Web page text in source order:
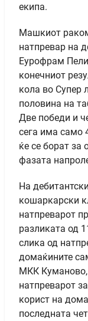
екипа.
Машкиот
натпревар на
Еурофрам
конечниот
кола во Супер
половина на
Две победи и
сега има само
ќе се борат за
фазата
На
кошаркарски
натпреварот
разликата од
слика од
домаќините
МКК Куманово,
натпреварот
корист на
последната